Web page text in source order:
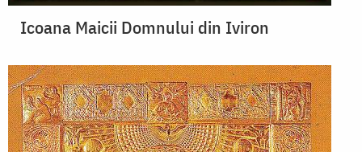
Icoana Maicii Domnului din Iviron